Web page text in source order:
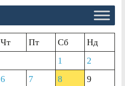
Чт Пт Сб
Нд
1
2
6 7 8
9